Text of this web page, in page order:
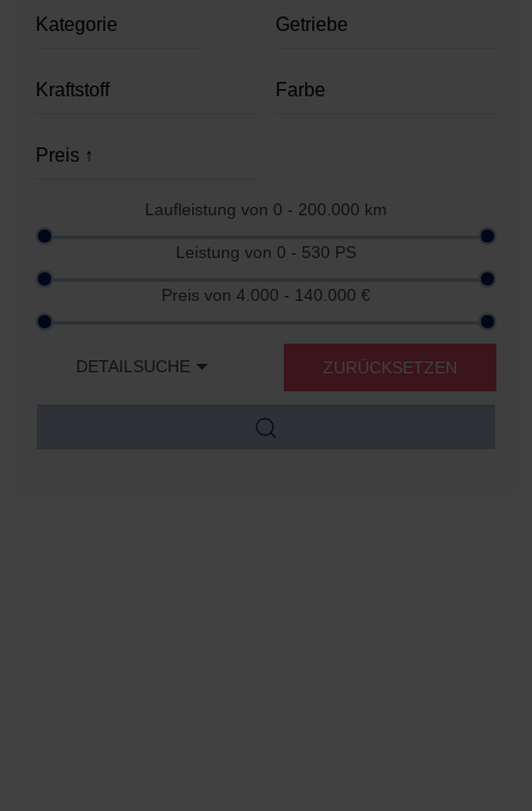
Laufleistung von 0 - 200.000 km
Leistung von 0 - 530 PS
Preis von 4.000 - 140.000 €
DETAILSUCHE ZURÜCKSETZEN